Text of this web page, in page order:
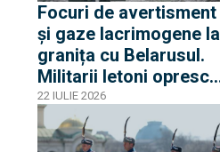
Focuri de avertisment
și gaze lacrimogene la
granița cu Belarusul.
Militarii letoni opresc
migranții care încearcă
să treacă frontiera
22 IULIE 2026